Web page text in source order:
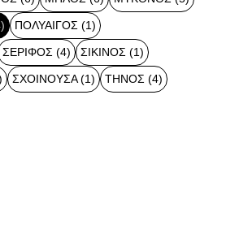
ΠΟΛΎΑΙΓΟΣ (1)
ΣΈΡΙΦΟΣ (4) ΣΊΚΙΝΟΣ (1)
ΣΧΟΙΝΟΎΣΑ(1) ΤΉΝΟΣ (4)